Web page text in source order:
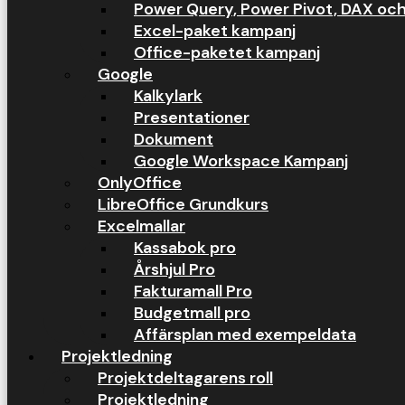
Power Query, Power Pivot, DAX
Excel-paket kampanj
Office-paketet kampanj
Google
Kalkylark
Presentationer
Dokument
Google Workspace Kampanj
OnlyOffice
LibreOffice Grundkurs
Excelmallar
Kassabok pro
Årshjul Pro
Fakturamall Pro
Budgetmall pro
Affärsplan med exempeldata
Projektledning
Projektdeltagarens roll
Projektledning